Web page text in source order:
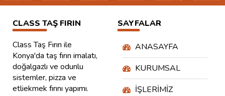
CLASS TAŞ FIRIN
Class Taş Fırın ile
Konya'da taş fırın imalatı,
doğalgazlı ve odunlu
sistemler, pizza ve
etliekmek fırını yapımı.
SAYFALAR
ANASAYFA
KURUMSAL
İŞLERIMIZ